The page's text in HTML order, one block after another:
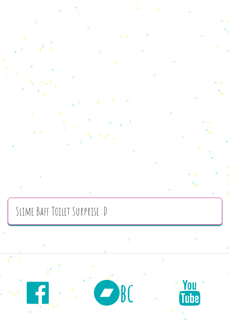
Slime Baff Toilet Surprise :D
bc